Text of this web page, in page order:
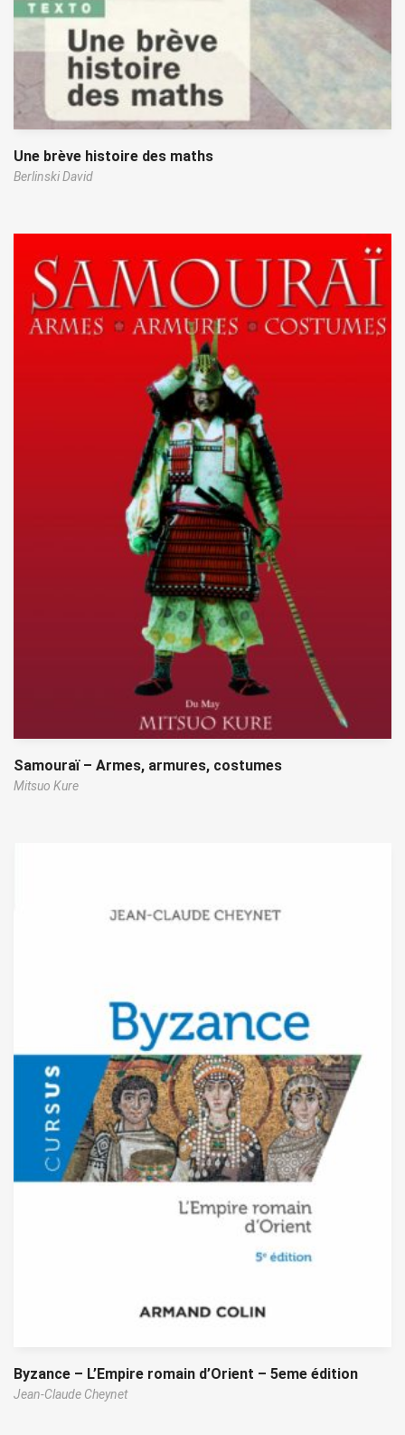
Une brève histoire des maths
Berlinski David
Samouraï – Armes, armures, costumes
Mitsuo Kure
Byzance – L’Empire romain d’Orient – 5eme édition
Jean-Claude Cheynet